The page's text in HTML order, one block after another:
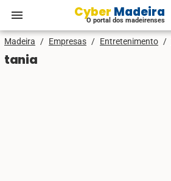
menu Cyber Madeira
O portal dos madeirenses
Madeira / Empresas / Entretenimento /
tania